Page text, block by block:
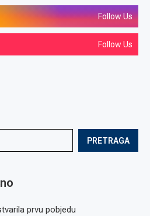
Follow Us
Follow Us
PRETRAGA
prvu pobjedu